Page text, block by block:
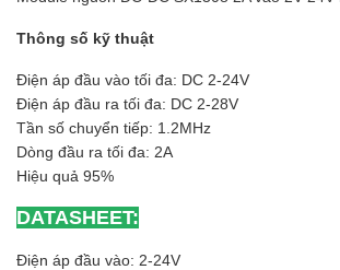
Thông số kỹ thuật
Điện áp đầu vào tối đa: DC 2-24V
Điện áp đầu ra tối đa: DC 2-28V
Tần số chuyển tiếp: 1.2MHz
Dòng đầu ra tối đa: 2A
Hiệu quả 95%
DATASHEET:
Điện áp đầu vào: 2-24V